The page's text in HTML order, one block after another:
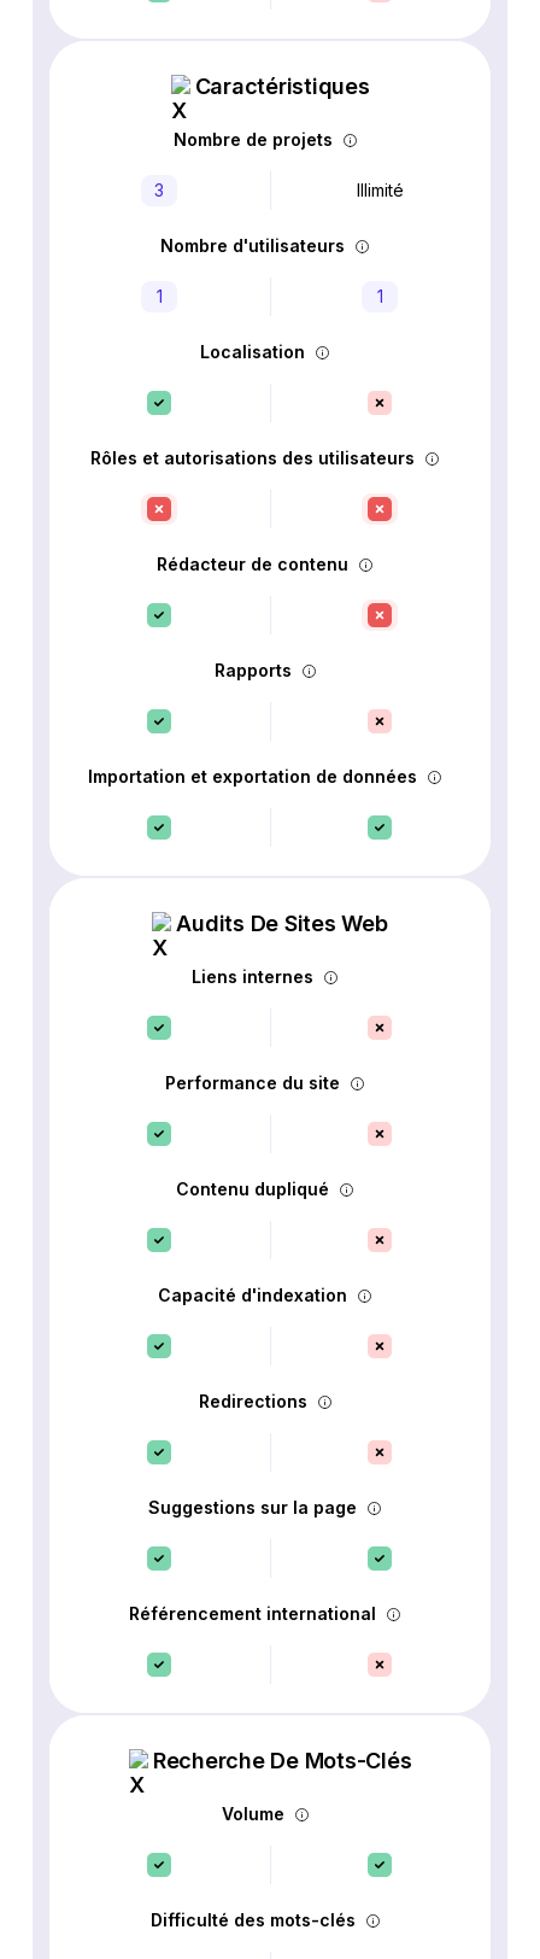
Caractéristiques
Nombre de projets
3 Illimité
Nombre d'utilisateurs
1 1
Localisation
Rôles et autorisations des utilisateurs
Rédacteur de contenu
Rapports
Importation et exportation de données
Audits De Sites Web
Liens internes
Performance du site
Contenu dupliqué
Capacité d'indexation
Redirections
Suggestions sur la page
Référencement international
Recherche De Mots-Clés
Volume
Difficulté des mots-clés